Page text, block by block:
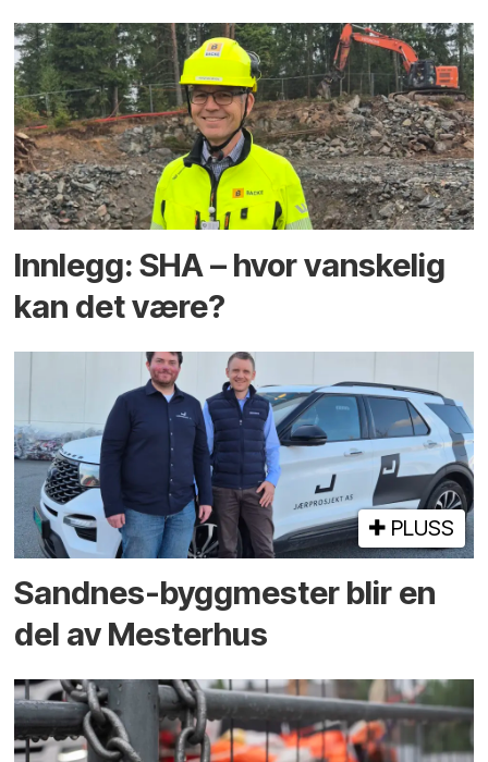
Innlegg: SHA – hvor vanskelig
kan det være?
PLUSS
Sandnes-byggmester blir en
del av Mesterhus